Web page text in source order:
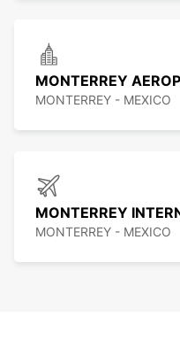
MONTERREY
MONTERREY - MEXICO
MONTERREY
MONTERREY - MEXICO